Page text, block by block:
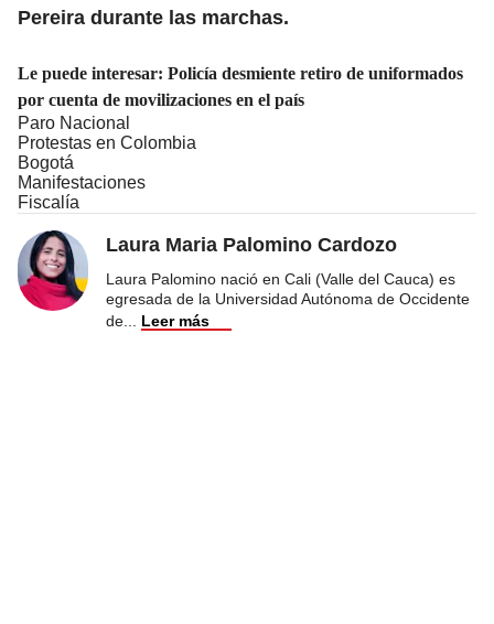
Pereira durante las marchas.
Le puede interesar: Policía desmiente retiro de uniformados
por cuenta de movilizaciones en el país
Paro Nacional
Protestas en Colombia
Bogotá
Manifestaciones
Fiscalía
Laura Maria Palomino Cardozo
Laura Palomino nació en Cali (Valle del Cauca) es
egresada de la Universidad Autónoma de Occidente
de
Leer más